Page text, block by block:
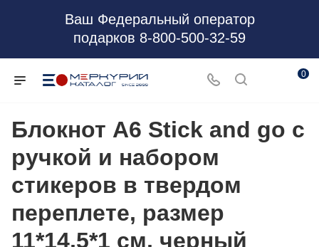
Ваш Федеральный оператор
подарков 8-800-500-32-59
0
Блокнот А6 Stick and go с
ручкой и набором
стикеров в твердом
переплете, размер
11*14,5*1 см, черный